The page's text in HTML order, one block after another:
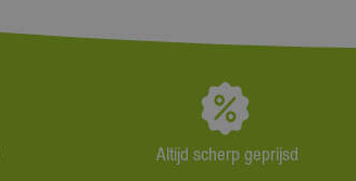
Altijd scherp geprijsd